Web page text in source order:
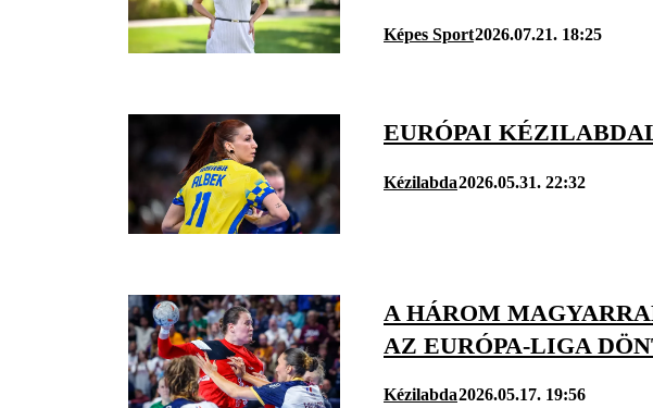
Képes Sport2026.07.21. 18:25
EURÓPAI
Kézilabda2026.05.31. 22:32
A HÁROM
AZ EURÓPA-LIGA
Kézilabda2026.05.17. 19:56